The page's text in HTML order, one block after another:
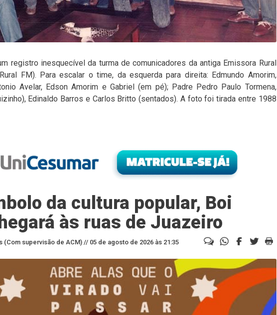
registro inesquecível da turma de comunicadores da antiga Emissora Rural
FM). Para escalar o time, da esquerda para direita: Edmundo Amorim,
Avelar, Edson Amorim e Gabriel (em pé); Padre Pedro Paulo Tormena,
Edinaldo Barros e Carlos Britto (sentados). A foto foi tirada entre 1988
da cultura popular, Boi
às ruas de Juazeiro
(Com supervisão de ACM) // 05 de agosto de 2026 às 21:35